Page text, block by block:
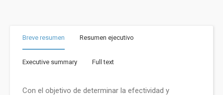
Breve resumen Resumen ejecutivo
Executive summary Full text
Con el objetivo de determinar la efectividad y